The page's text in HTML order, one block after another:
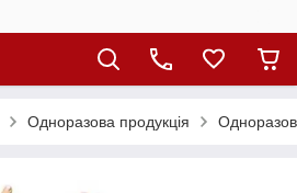
Одноразова продукція